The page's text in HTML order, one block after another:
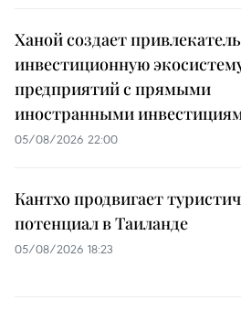
Ханой создает
инвестиционную
предприятий с прямыми
иностранными
05/08/2026 22:00
Кантхо продвигает
потенциал в Таиланде
05/08/2026 18:23